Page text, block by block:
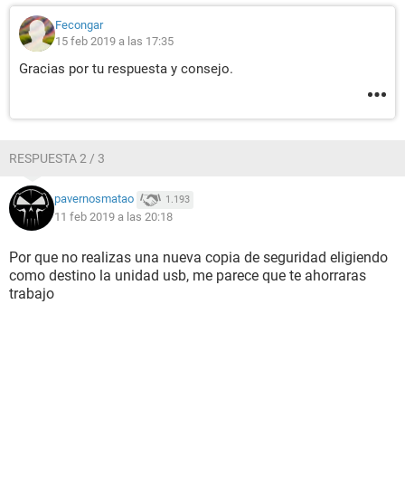
Muchas gracias.
Fecongar
15 feb 2019 a las 17:35
Gracias por tu respuesta y consejo.
RESPUESTA 2 / 3
pavernosmatao 1.193
11 feb 2019 a las 20:18
Por que no realizas una nueva copia de seguridad eligiendo
como destino la unidad usb, me parece que te ahorraras
trabajo